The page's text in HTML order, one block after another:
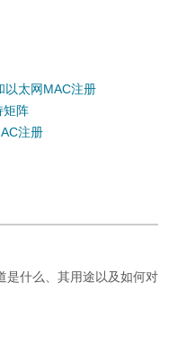
以太网MAC注册
矩阵
注册
是什么、其用途以及如何对